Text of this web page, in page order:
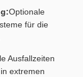
Optionale
für die
Ausfallzeiten
extremen